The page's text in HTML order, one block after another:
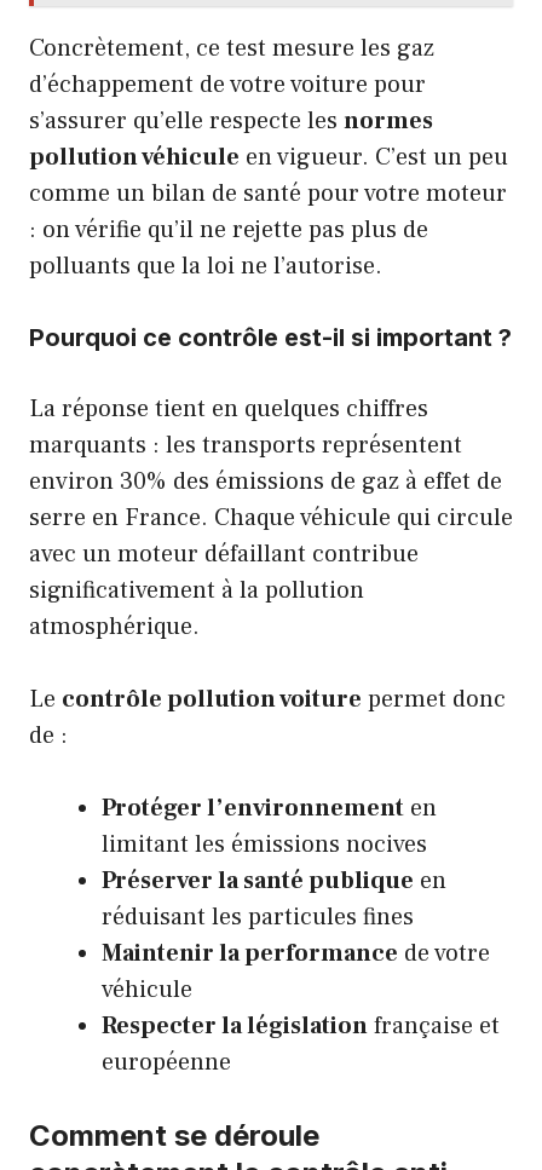
Concrètement, ce test mesure les gaz
d’échappement de votre voiture pour
s’assurer qu’elle respecte les normes
pollution véhicule en vigueur. C’est un peu
comme un bilan de santé pour votre moteur
: on vérifie qu’il ne rejette pas plus de
polluants que la loi ne l’autorise.
Pourquoi ce contrôle est-il si important ?
La réponse tient en quelques chiffres
marquants : les transports représentent
environ 30% des émissions de gaz à effet de
serre en France. Chaque véhicule qui circule
avec un moteur défaillant contribue
significativement à la pollution
atmosphérique.
Le contrôle pollution voiture permet donc
de :
Protéger l’environnement en
limitant les émissions nocives
Préserver la santé publique en
réduisant les particules fines
Maintenir la performance de votre
véhicule
Respecter la législationfrançaise et
européenne
Comment se déroule